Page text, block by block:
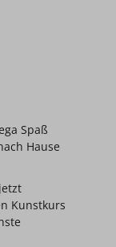
Spaß
Hause
Kunstkurs